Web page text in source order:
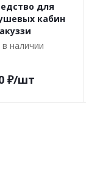
для
кабин
наличии
₽/шт